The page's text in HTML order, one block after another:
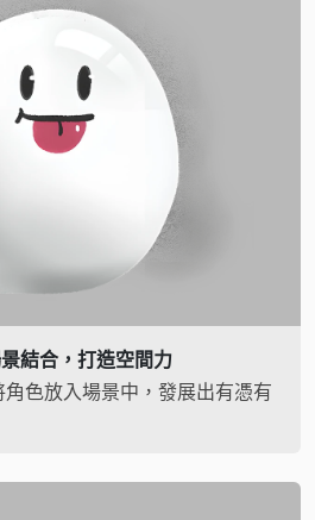
結合， 打造空間力
色放入場景中，發展出有憑有